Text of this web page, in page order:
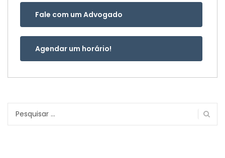
Fale com um Advogado
Agendar um horário!
Pesquisar